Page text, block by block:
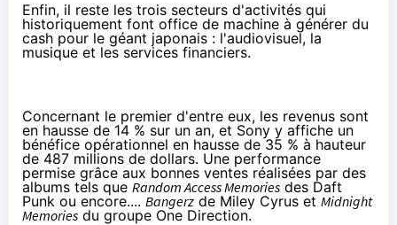
Enfin, il reste les trois secteurs d'activités qui
historiquement font office de machine à générer du
cash pour le géant japonais : l'audiovisuel, la
musique et les services financiers.
Concernant le premier d'entre eux, les revenus sont
en hausse de 14 % sur un an, et Sony y affiche un
bénéfice opérationnel en hausse de 35 % à hauteur
de 487 millions de dollars. Une performance
permise grâce aux bonnes ventes réalisées par des
albums tels que Random Access Memories des Daft
Punk ou encore.... Bangerz de Miley Cyrus et Midnight
Memories du groupe One Direction.